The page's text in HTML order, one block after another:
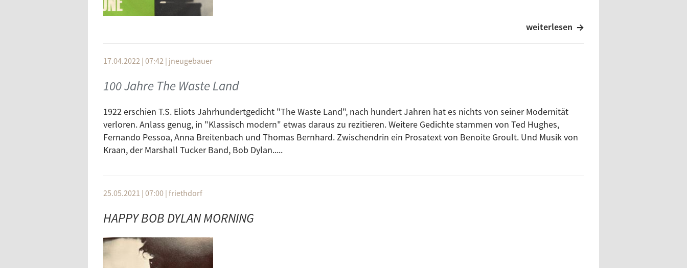
The Undisputed Truth
Pete Macleod
Ojos De Brujo
Piedras vs Tanques
Peter Martin
Sticks & Stones
Jimi Hendrix
Helloween
Dr. Stein
National Wake
weiterlesen
17.04.2022 | 07:42 | jneugebauer
100 Jahre The Waste Land
1922 erschien T.S. Eliots Jahrhundertgedicht "The Waste Land", nach hundert Jahren hat es nichts von seiner Modernität
verloren. Anlass genug, in "Klassisch modern" etwas daraus zu rezitieren. Weitere Gedichte stammen von Ted Hughes,
Fernando Pessoa, Anna Breitenbach und Thomas Bernhard. Zwischendrin ein Prosatext von Benoite Groult. Und Musik von
Kraan, der Marshall Tucker Band, Bob Dylan.....
25.05.2021 | 07:00 | friethdorf
HAPPY BOB DYLAN MORNING